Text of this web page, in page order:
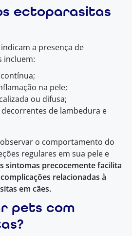
ectoparasitas
a presença de
incluem:
na pele;
ou difusa;
de lambedura e
o comportamento do
regulares em sua pele e
sintomas precocemente facilita
relacionadas à
em cães.
pets com